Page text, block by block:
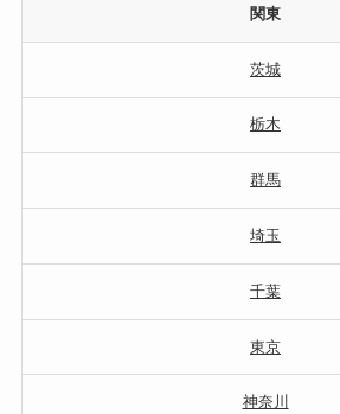
関東
茨城
栃木
群馬
埼玉
千葉
東京
神奈川